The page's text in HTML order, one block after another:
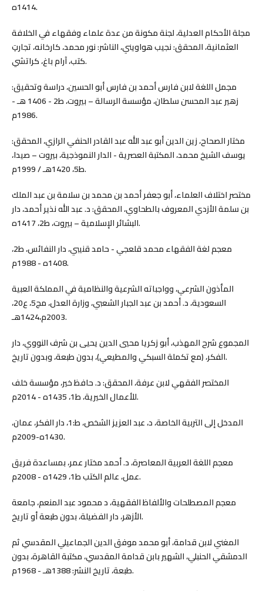
1414ه.
مجلة الأحكام العدلية، لجنة مكونة من عدة علماء وفقهاء في الخلافة
العثمانية، المحقق: نجيب هواويني، الناشر: نور محمد، كارخانه، تجارتِ
كتب، آرام باغ، كراتشي.
مجمل اللغة لابن فارس أحمد بن فارس أبو الحسين، دراسة وتحقيق:
زهير عبد المحسن سلطان، مؤسسة الرسالة – بيروت، ط2 - 1406 هـ -
1986م.
مختار الصحاح، زين الدين أبو عبد الله عبد القادر الحنفي الرازي، المحقق:
يوسف الشيخ محمد، المكتبة العصرية - الدار النموذجية، بيروت – صيدا،
ط5، 1420هـ / 1999م.
مختصر اختلاف العلماء، أبو جعفر أحمد بن محمد بن سلامة بن عبد الملك
بن سلمة الأزدي المعروف بالطحاوي، المحقق: د. عبد الله نذير أحمد، دار
البشائر الإسلامية – بيروت، ط2، 1417ه.
معجم لغة الفقهاء محمد قلعجي - حامد قنيبي، دار النفائس، ط2،
1408ه - 1988م.
المأذون الشرعي، وواجباته الشرعية والنظامية في المملكة العبية
السعودية، د. أحمد بن عبد الجبار الشعبي، وزارة العدل، مج5، ع20،
2003م،1424هـ.
المجموع شرح المهذب، أبو زكريا محيي الدين يحيى بن شرف النووي، دار
الفكر، (مع تكملة السبكي والمطيعي)، بدون طبعة، وبدون تاريخ.
المختصر الفقهي لابن عرفة، المحقق: د. حافظ خير، مؤسسة خلف
للأعمال الخيرية، ط1، 1435ه - 2014م.
المدخل إلى التربیة الخاصة، د، عبد العزيز الشخص، ط:1، دار الفكر، عمان،
1430ه-2009م.
معجم اللغة العربية المعاصرة، د. أحمد مختار عمر، بمساعدة فريق
عمل، عالم الكتب ط1، 1429ه - 2008م.
معجم المصطلحات والألفاظ الفقهية، د محمود عبد المنعم، جامعة
الأزهر، دار الفضيلة، بدون طبعة أو تاريخ.
المغني لابن قدامة، أبو محمد موفق الدين الجماعيلي المقدسي ثم
الدمشقي الحنبلي، الشهير بابن قدامة المقدسي، مكتبة القاهرة، بدون
طبعة، تاريخ النشر: 1388هـ - 1968م.